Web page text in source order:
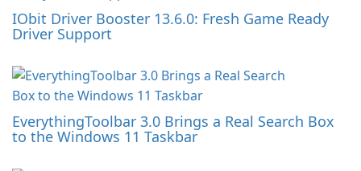
IObit Driver Booster 13.6.0: Fresh Game Ready
Driver Support
EverythingToolbar 3.0 Brings a Real Search Box
to the Windows 11 Taskbar